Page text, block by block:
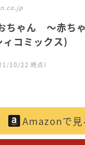
ちゃん ～赤ち
ィコミックス)
10/22 時点）
Amazonで見